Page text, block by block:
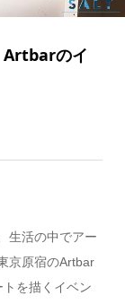
Artbarのイ
生活の中でアー
京原宿のArtbar
を描くイベン